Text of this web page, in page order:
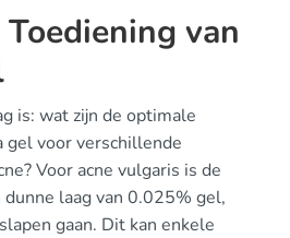
van
is: wat zijn de optimale
gel voor verschillende
Voor acne vulgaris is de
laag van 0.025% gel,
gaan. Dit kan enkele